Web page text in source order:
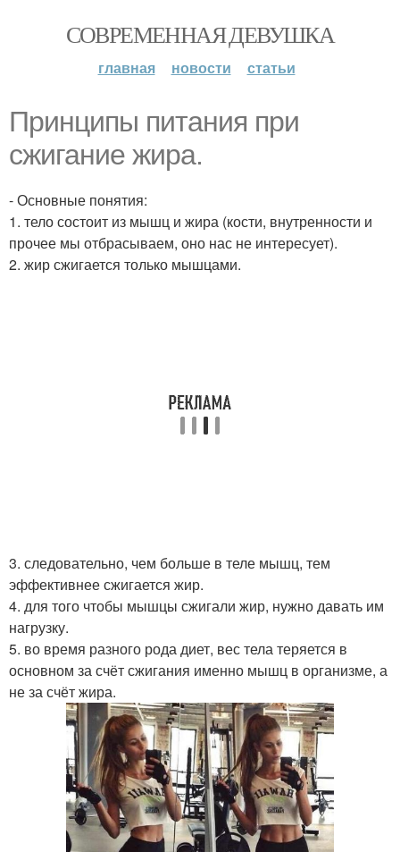
СОВРЕМЕННАЯ ДЕВУШКА
главная новости статьи
Принципы питания при
сжигание жира.
- Основные понятия:
1. тело состоит из мышц и жира (кости, внутренности и
прочее мы отбрасываем, оно нас не интересует).
2. жир сжигается только мышцами.
3. следовательно, чем больше в теле мышц, тем
эффективнее сжигается жир.
4. для того чтобы мышцы сжигали жир, нужно давать им
нагрузку.
5. во время разного рода диет, вес тела теряется в
основном за счёт сжигания именно мышц в организме, а
не за счёт жира.